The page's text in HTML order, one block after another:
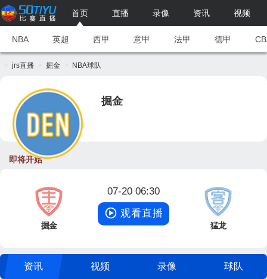
首页 直播 录像 资讯 视频
NBA 英超 西甲 意甲 法甲 德甲
jrs直播 掘金 NBA球队
掘金
即将开始
掘金
07-20 06:30
观看直播
猛龙
资讯 视频 录像 球队